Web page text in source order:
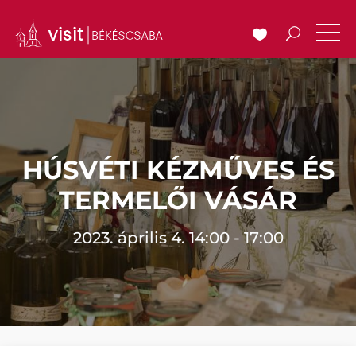
HÚSVÉTI KÉZMŰVES ÉS
TERMELŐI VÁSÁR
2023. április 4. 14:00 - 17:00